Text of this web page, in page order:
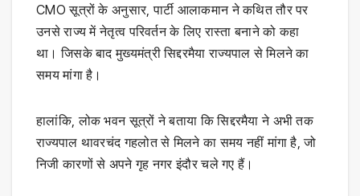
CMO सूत्रों के अनुसार, पार्टी आलाकमान ने कथित तौर पर
उनसे राज्य में नेतृत्व परिवर्तन के लिए रास्ता बनाने को कहा
था। जिसके बाद मुख्यमंत्री सिद्दरमैया राज्यपाल से मिलने का
समय मांगा है।
हालांकि, लोक भवन सूत्रों ने बताया कि सिद्दरमैया ने अभी तक
राज्यपाल थावरचंद गहलोत से मिलने का समय नहीं मांगा है, जो
निजी कारणों से अपने गृह नगर इंदौर चले गए हैं।